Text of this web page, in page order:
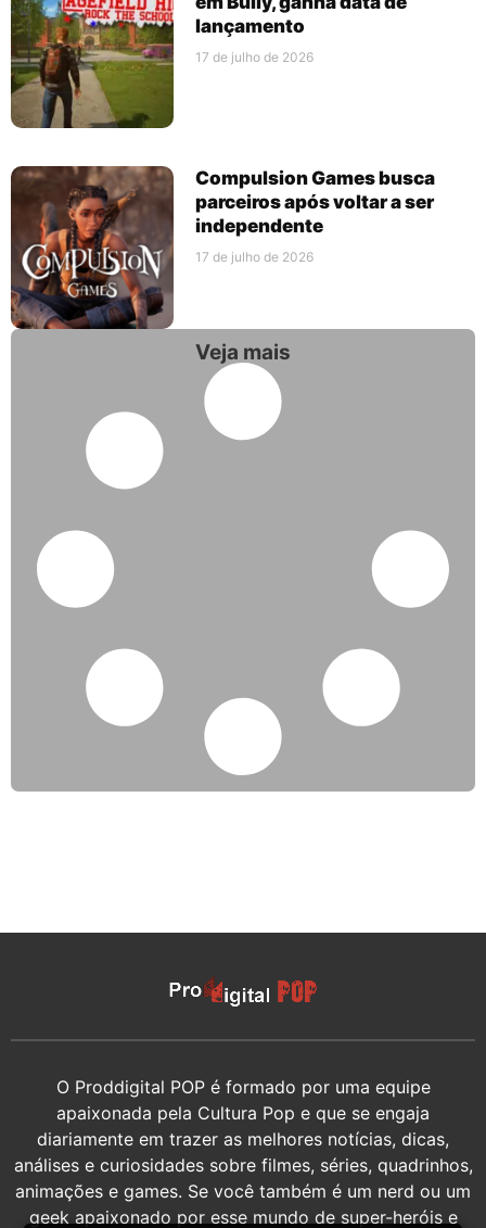
lançamento
17 de julho de 2026
Compulsion Games busca
parceiros após voltar a ser
independente
17 de julho de 2026
Veja mais
O Proddigital POP é formado por uma equipe
apaixonada pela Cultura Pop e que se engaja
diariamente em trazer as melhores notícias, dicas,
análises e curiosidades sobre filmes, séries, quadrinhos,
animações e games. Se você também é um nerd ou um
geek apaixonado por esse mundo de super-heróis e